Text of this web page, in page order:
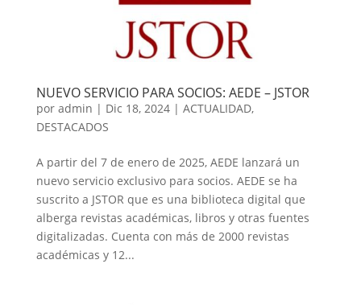
NUEVO SERVICIO PARA SOCIOS: AEDE – JSTOR
por admin | Dic 18, 2024| ACTUALIDAD,
DESTACADOS
A partir del 7 de enero de 2025, AEDE lanzará un
nuevo servicio exclusivo para socios. AEDE se ha
suscrito a JSTOR que es una biblioteca digital que
alberga revistas académicas, libros y otras fuentes
digitalizadas. Cuenta con más de 2000 revistas
académicas y 12...